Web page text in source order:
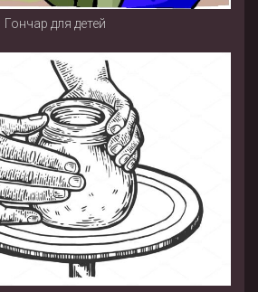
Гончар для детей